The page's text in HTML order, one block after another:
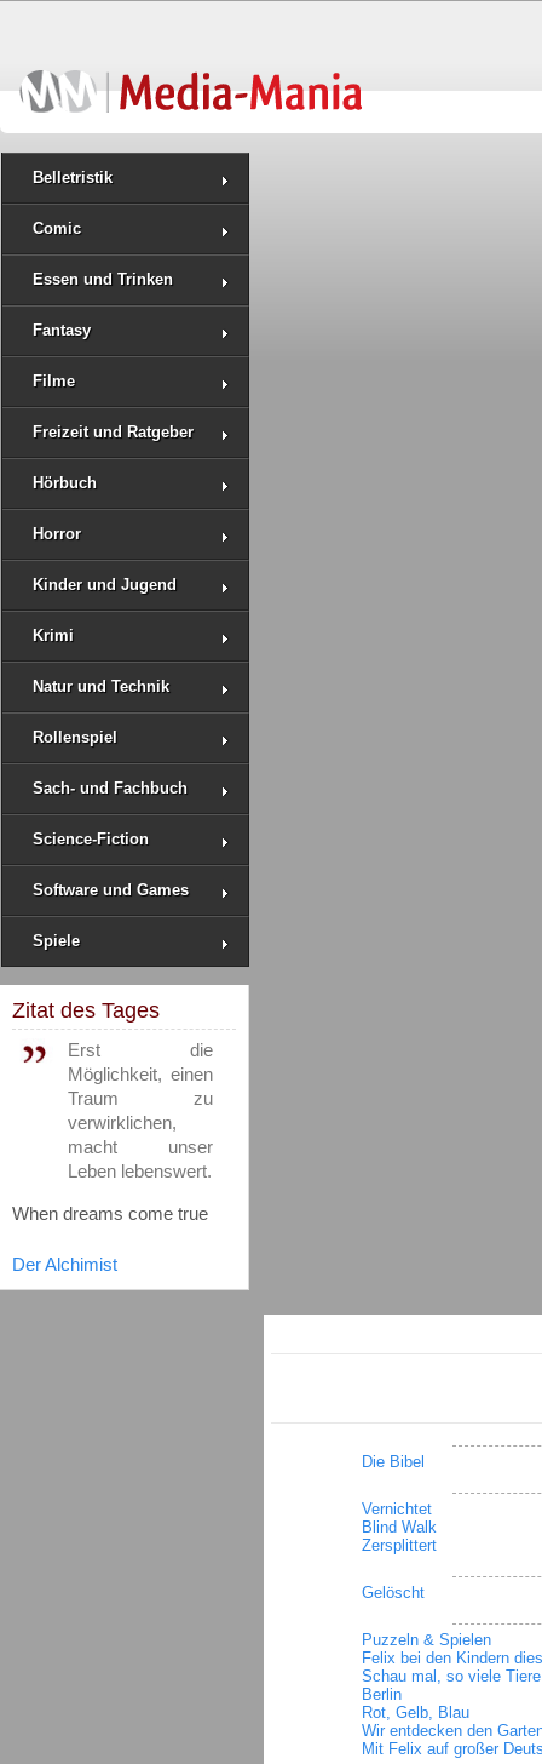
Belletristik
Comic
Essen und Trinken
Fantasy
Filme
Freizeit und Ratgeber
Hörbuch
Horror
Kinder und Jugend
Krimi
Natur und Technik
Rollenspiel
Sach- und Fachbuch
Science-Fiction
Software und Games
Spiele
Zitat des Tages
Erst die
Möglichkeit, einen
Traum zu
verwirklichen,
macht unser
Leben lebenswert.
When dreams come true
Der Alchimist
Die Bibel
Vernichtet
Blind Walk
Zersplittert
Gelöscht
Puzzeln & Spielen
Felix bei den Kindern
Schau mal, so viele Tiere
Berlin
Rot, Gelb, Blau
Wir entdecken den
Mit Felix auf großer